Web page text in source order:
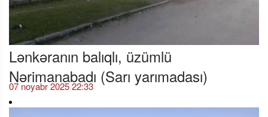
Lənkəranın balıqlı, üzümlü
Nərimanabadı (Sarı yarımadası)
07 noyabr 2025 22:33